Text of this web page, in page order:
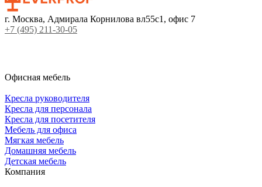
г. Москва, Адмирала Корнилова вл55с1, офис 7
+7 (495) 211-30-05
Офисная мебель
Кресла руководителя
Кресла для персонала
Кресла для посетителя
Мебель для офиса
Мягкая мебель
Домашняя мебель
Детская мебель
Компания